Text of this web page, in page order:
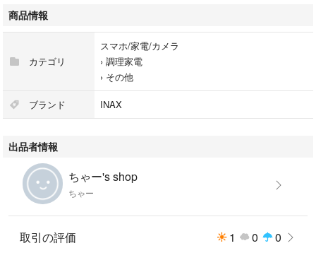
浄水器・整水器の設置方法：浄水器カートリッジ
総本数：1.0 本
シリーズ名：イナックス（リクシル）
代表カラー：ホワイト
#JF-20
#スマホ/家電/カメラ
商品情報
カテゴリ
スマホ/家電/カメラ
› 調理家電
› その他
ブランド INAX
出品者情報
ちゃー's shop
ちゃー
取引の評価 1 0 0